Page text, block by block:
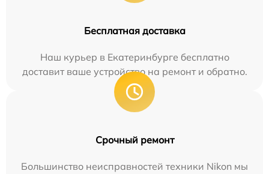
Бесплатная доставка
Наш курьер в Екатеринбурге бесплатно
доставит ваше устройство на ремонт и обратно.
Срочный ремонт
Большинство неисправностей техники Nikon мы